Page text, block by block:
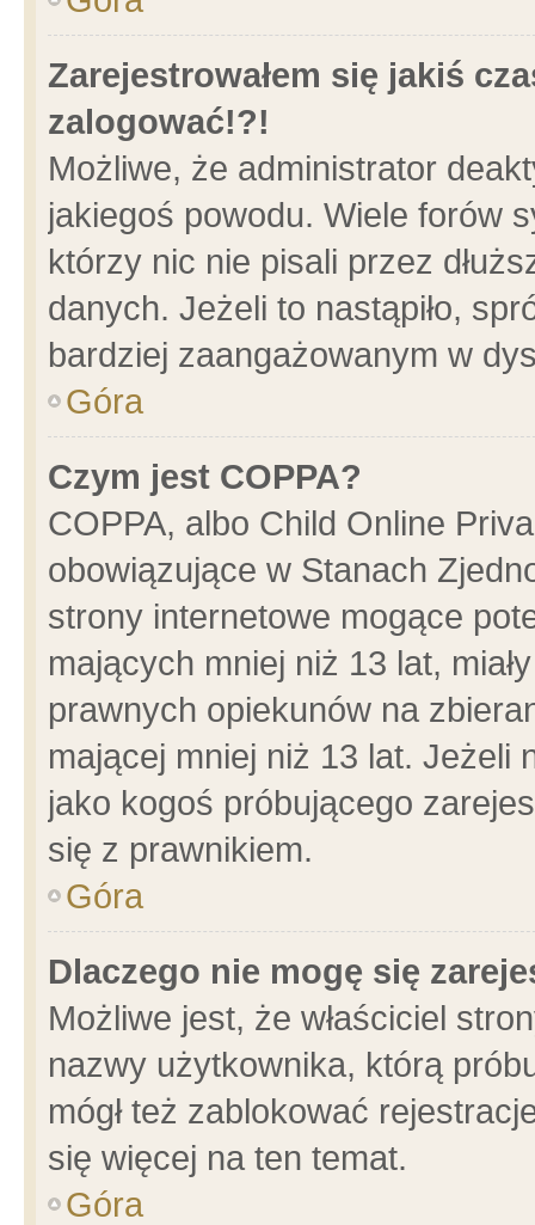
Zarejestrowałem się jakiś
zalogować!?!
Możliwe, że administrator
jakiegoś powodu. Wiele forów
którzy nic nie pisali przez
danych. Jeżeli to nastąpiło,
bardziej zaangażowanym w
Góra
Czym jest COPPA?
COPPA, albo Child Online
obowiązujące w Stanach
strony internetowe mogące
mających mniej niż 13 lat,
prawnych opiekunów na
mającej mniej niż 13 lat. Jeżeli
jako kogoś próbującego
się z prawnikiem.
Góra
Dlaczego nie mogę się
Możliwe jest, że właściciel
nazwy użytkownika, którą
mógł też zablokować
się więcej na ten temat.
Góra